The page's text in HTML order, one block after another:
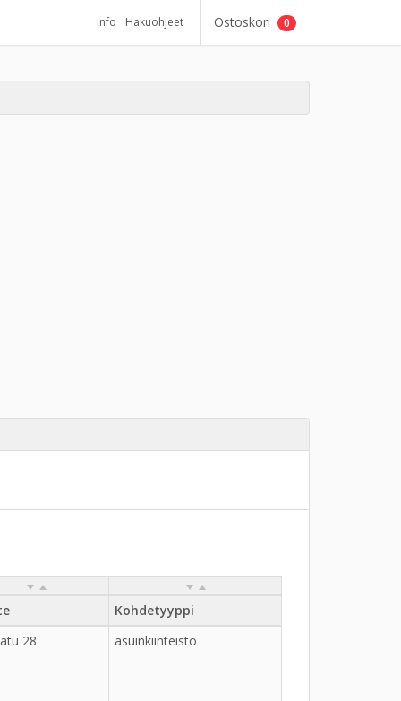
Info Hakuohjeet Ostoskori 0
Kohdetyyppi
28 asuinkiinteistö